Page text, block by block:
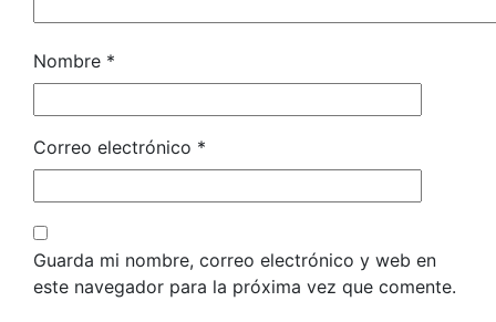
Nombre *
Correo electrónico *
Guarda mi nombre, correo electrónico y web en
este navegador para la próxima vez que comente.